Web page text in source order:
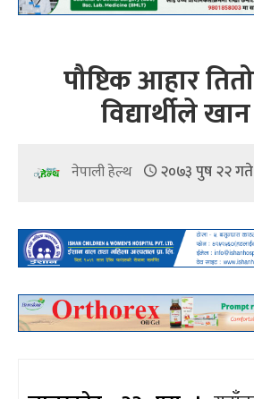
पौष्टिक आहार
विद्यार्थीले
नेपाली हेल्थ २०७३ पुष २२